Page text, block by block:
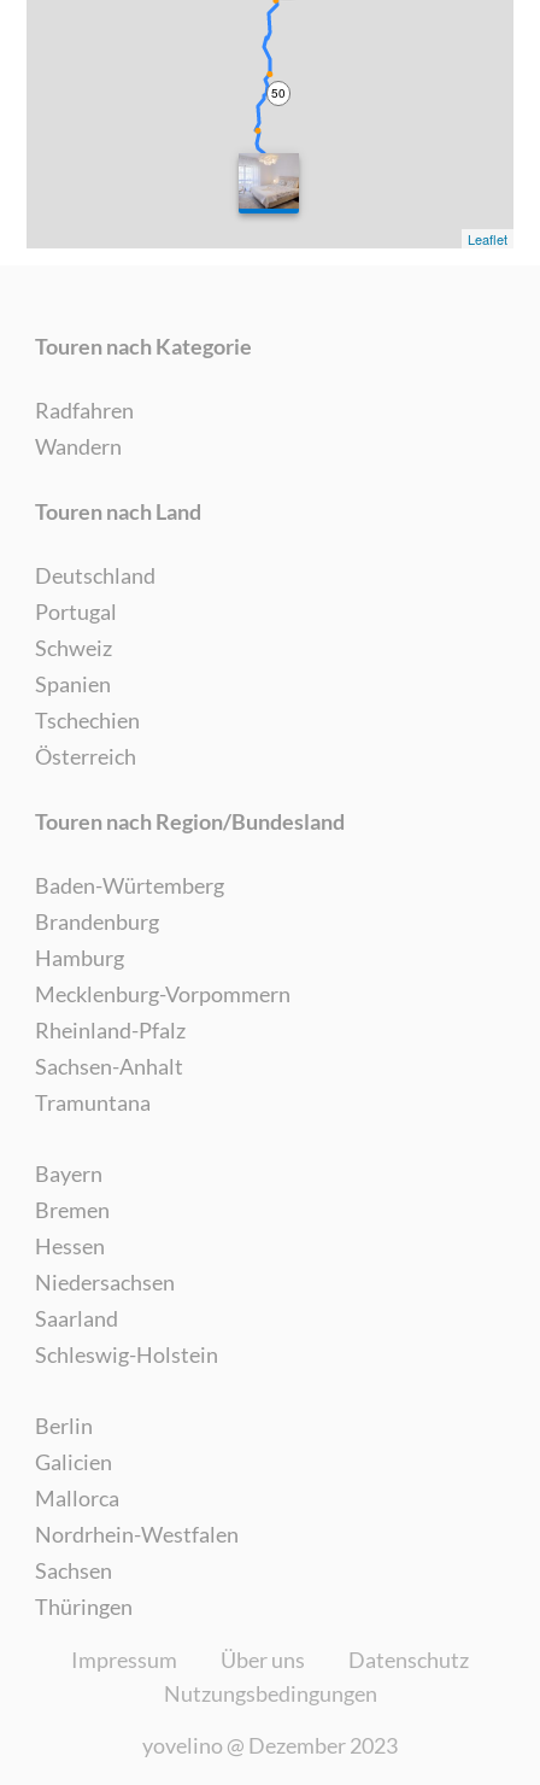
0
50
Leaflet
Touren nach Kategorie
Radfahren
Wandern
Touren nach Land
Deutschland
Portugal
Schweiz
Spanien
Tschechien
Österreich
Touren nach Region/Bundesland
Baden-Würtemberg
Brandenburg
Hamburg
Mecklenburg-Vorpommern
Rheinland-Pfalz
Sachsen-Anhalt
Tramuntana
Bayern
Bremen
Hessen
Niedersachsen
Saarland
Schleswig-Holstein
Berlin
Galicien
Mallorca
Nordrhein-Westfalen
Sachsen
Thüringen
Impressum Über uns
Datenschutz
Nutzungsbedingungen
yovelino @ Dezember 2023